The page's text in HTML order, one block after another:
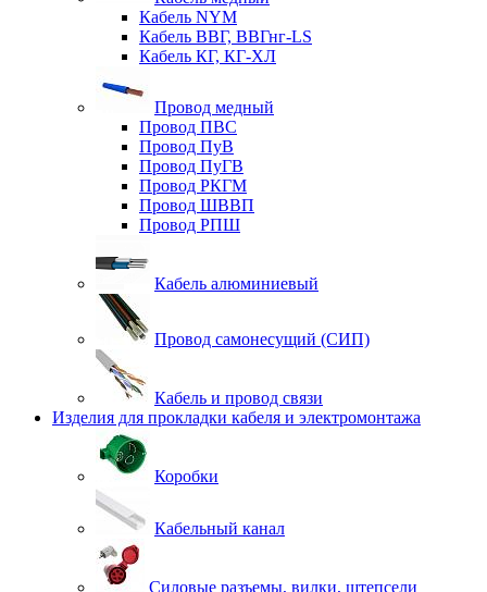
Кабель NYM
Кабель ВВГ, ВВГнг-LS
Кабель КГ, КГ-ХЛ
Провод медный
Провод ПВС
Провод ПуВ
Провод ПуГВ
Провод РКГМ
Провод ШВВП
Провод РПШ
Кабель алюминиевый
Провод самонесущий (СИП)
Кабель и провод связи
Изделия для прокладки кабеля и электромонтажа
Коробки
Кабельный канал
Силовые разъемы, вилки, штепсели